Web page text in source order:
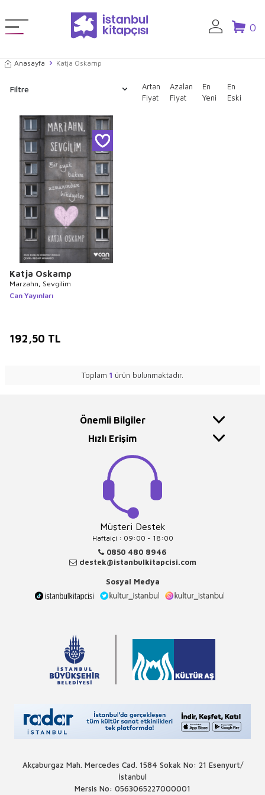
0
Anasayfa Katja Oskamp
Filtre
Artan
Fiyat
Azalan
Fiyat
En
Yeni
En
Eski
Katja Oskamp
Marzahn, Sevgilim
Can Yayınları
192,50 TL
Toplam 1 ürün bulunmaktadır.
Önemli Bilgiler
Hızlı Erişim
Müşteri Destek
Haftaiçi : 09:00 - 18:00
0850 480 8946
destek@istanbulkitapcisi.com
Sosyal Medya
Akçaburgaz Mah. Mercedes Cad. 1584 Sokak No: 21 Esenyurt/
İstanbul
Mersis No: 0563065227000001